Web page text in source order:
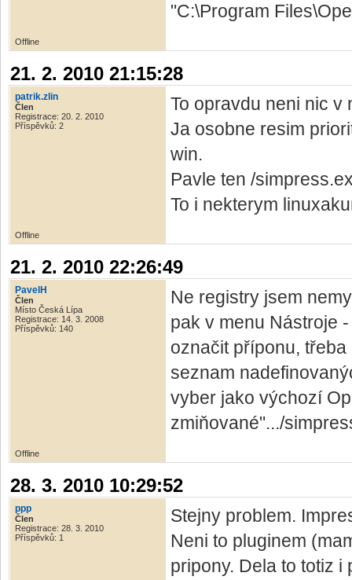
"C:\Program
Offline
21. 2. 2010 21:15:28
patrik.zlin
Člen
Registrace: 20. 2. 2010
Příspěvků: 2
To opravdu neni nic v
Ja osobne resim
win.
Pavle ten /
To i nekterym
Offline
21. 2. 2010 22:26:49
PavelH
Člen
Místo Česká Lípa
Registrace: 14. 3. 2008
Příspěvků: 140
Ne registry jsem
pak v menu Nástroje
označit příponu,
seznam
vyber jako výchozí
zmiňované".../
Offline
28. 3. 2010 10:29:52
ppp
Člen
Registrace: 28. 3. 2010
Příspěvků: 1
Stejny problem.
Neni to pluginem
pripony. Dela to totiz